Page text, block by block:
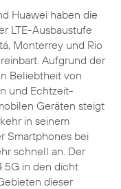
Huawei haben die
LTE-Ausbaustufe
Monterrey und Rio
Aufgrund der
Beliebtheit von
und Echtzeit-
Geräten steigt
in seinem
Smartphones bei
schnell an. Der
in den dicht
dieser